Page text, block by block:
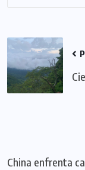
China enfrenta